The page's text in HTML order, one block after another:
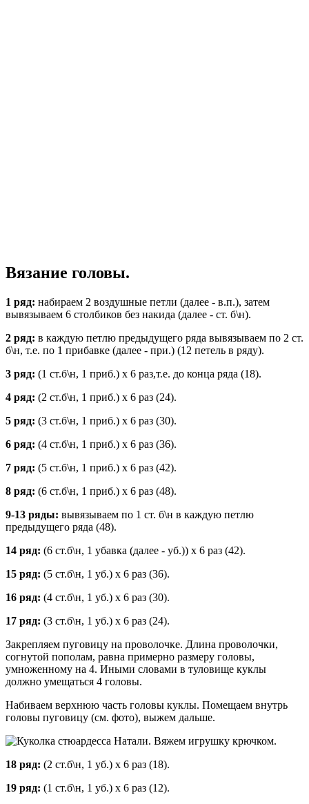
Вязание головы.
1 ряд: набираем 2 воздушные петли (далее - в.п.), затем
вывязываем 6 столбиков без накида (далее - ст. б\н).
2 ряд: в каждую петлю предыдущего ряда вывязываем по 2 ст.
б\н, т.е. по 1 прибавке (далее - при.) (12 петель в ряду).
3 ряд: (1 ст.б\н, 1 приб.) х 6 раз,т.е. до конца ряда (18).
4 ряд: (2 ст.б\н, 1 приб.) х 6 раз (24).
5 ряд: (3 ст.б\н, 1 приб.) х 6 раз (30).
6 ряд: (4 ст.б\н, 1 приб.) х 6 раз (36).
7 ряд: (5 ст.б\н, 1 приб.) х 6 раз (42).
8 ряд: (6 ст.б\н, 1 приб.) х 6 раз (48).
9-13 ряды: вывязываем по 1 ст. б\н в каждую петлю
предыдущего ряда (48).
14 ряд: (6 ст.б\н, 1 убавка (далее - уб.)) х 6 раз (42).
15 ряд: (5 ст.б\н, 1 уб.) х 6 раз (36).
16 ряд: (4 ст.б\н, 1 уб.) х 6 раз (30).
17 ряд: (3 ст.б\н, 1 уб.) х 6 раз (24).
Закрепляем пуговицу на проволочке. Длина проволочки,
согнутой пополам, равна примерно размеру головы,
умноженному на 4. Иными словами в туловище куклы
должно умещаться 4 головы.
Набиваем верхнюю часть головы куклы. Помещаем внутрь
головы пуговицу (см. фото), выжем дальше.
18 ряд: (2 ст.б\н, 1 уб.) х 6 раз (18).
19 ряд: (1 ст.б\н, 1 уб.) х 6 раз (12).